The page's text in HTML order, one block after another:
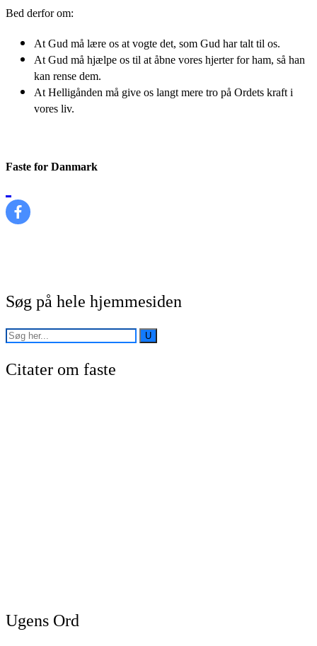
Bed derfor om:
At Gud må lære os at vogte det, som Gud har talt til os.
At Gud må hjælpe os til at åbne vores hjerter for ham, så han
kan rense dem.
At Helligånden må give os langt mere tro på Ordets kraft i
vores liv.
Faste for Danmark
Søg på hele hjemmesiden
Citater om faste
Ugens Ord